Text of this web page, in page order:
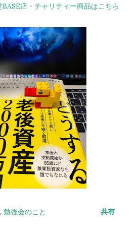
店・チャリティー商品はこちら
勉強会のこと 共有